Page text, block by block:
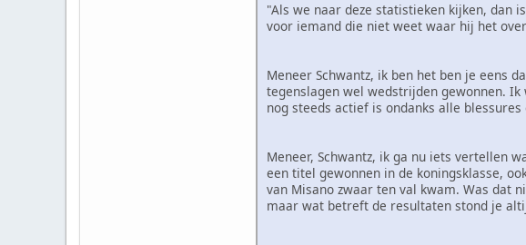
"Als we naar deze statistieken kijken, dan
voor iemand die niet weet waar hij het
Meneer Schwantz, ik ben het ben je eens
tegenslagen wel wedstrijden gewonnen.
nog steeds actief is ondanks alle
Meneer, Schwantz, ik ga nu iets vertellen
een titel gewonnen in de koningsklasse,
van Misano zwaar ten val kwam. Was dat
maar wat betreft de resultaten stond je